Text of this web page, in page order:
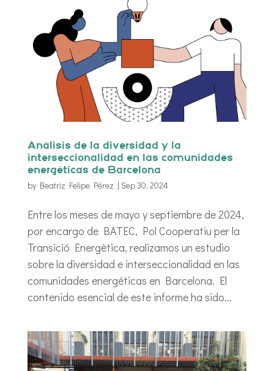
Análisis de la diversidad y la
interseccionalidad en las comunidades
energéticas de Barcelona
by Beatriz Felipe Pérez | Sep 30, 2024
Entre los meses de mayo y septiembre de 2024,
por encargo de BATEC, Pol Cooperatiu per la
Transició Energètica, realizamos un estudio
sobre la diversidad e interseccionalidad en las
comunidades energéticas en Barcelona. El
contenido esencial de este informe ha sido...